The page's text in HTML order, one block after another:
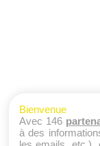
Bienvenue
Avec 146
à des